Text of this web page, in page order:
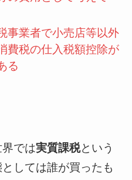
事業者で小売店等以外
費税の仕入税額控除が
る
では実質課税という
しては誰が買ったも